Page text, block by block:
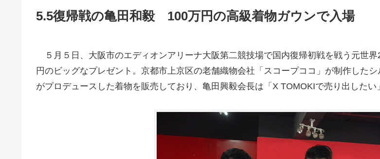
5.5復帰戦の亀田和毅 100万円の高級着物ガウンで入場
５月５日、大阪市のエディオンアリーナ大阪第二競技場で国内復帰初戦を戦う元世
円のビッグなプレゼント。京都市上京区の老舗織物会社「スコープココ」が制作した
がプロデュースした着物を販売しており、亀田興毅会長は「X TOMOKIで売り出したい